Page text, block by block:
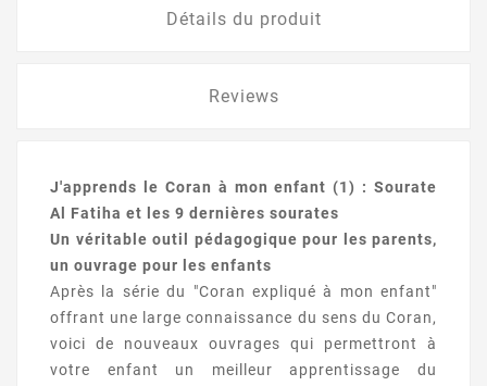
Détails du produit
Reviews
J'apprends le Coran à mon enfant (1) : Sourate
Al Fatiha et les 9 dernières sourates
Un véritable outil pédagogique pour les parents,
un ouvrage pour les enfants
Après la série du "Coran expliqué à mon enfant"
offrant une large connaissance du sens du Coran,
voici de nouveaux ouvrages qui permettront à
votre enfant un meilleur apprentissage du